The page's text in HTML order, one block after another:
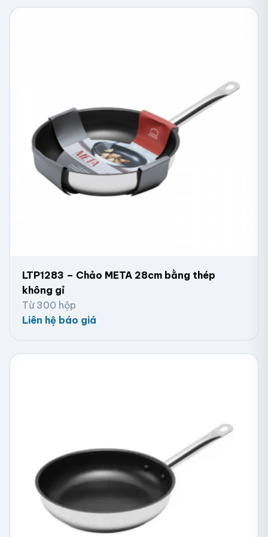
LTP1283 – Chảo META 28cm bằng thép
không gỉ
Từ 300 hộp
Liên hệ báo giá